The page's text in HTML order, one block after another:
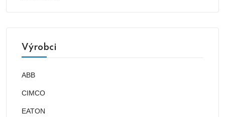
Výrobci
ABB
CIMCO
EATON